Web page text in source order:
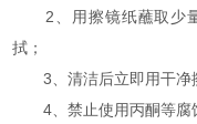
2、用擦镜纸蘸取少量
拭；
3、清洁后立即用干净
4、禁止使用丙酮等腐